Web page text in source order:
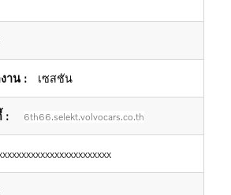
เซสชัน
6th66.selekt.volvocars.co.th